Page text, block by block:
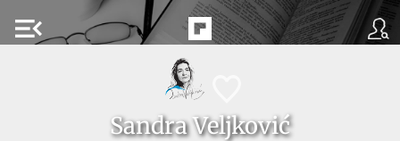
menu_open
Sandra Veljković